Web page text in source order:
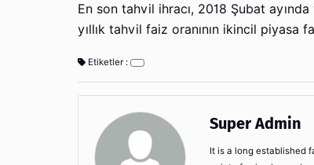
En son tahvil ihracı, 2018 Şubat
yıllık tahvil faiz oranının ikincil piyasa
Etiketler :
Super Admin
It is a long established